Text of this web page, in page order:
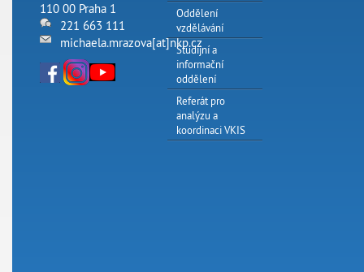
110 00 Praha 1
221 663 111
michaela.mrazova[at]nkp.cz
Oddělení
vzdělávání
Studijní a
informační
oddělení
Referát pro
analýzu a
koordinaci VKIS